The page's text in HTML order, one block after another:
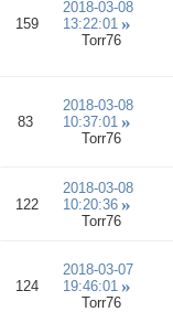
159
2018-03-08
13:22:01
Torr76
83
2018-03-08
10:37:01
Torr76
122
2018-03-08
10:20:36
Torr76
124
2018-03-07
19:46:01
Torr76